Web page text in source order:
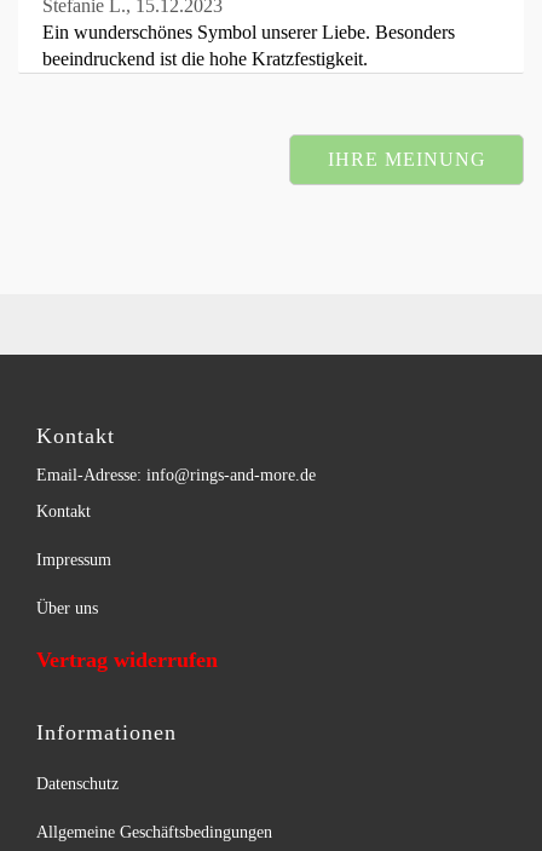
Stefanie L., 15.12.2023
Ein wunderschönes Symbol unserer Liebe. Besonders
beeindruckend ist die hohe Kratzfestigkeit.
IHRE MEINUNG
Kontakt
Email-Adresse: info@rings-and-more.de
Kontakt
Impressum
Über uns
Vertrag widerrufen
Informationen
Datenschutz
Allgemeine Geschäftsbedingungen